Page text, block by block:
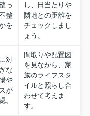
っ
整
を
し、日当たりや
隣地との距離を
チェックしまし
ょう。
対
な
や
が
。
間取りや配置図
を見ながら、家
族のライフスタ
イルと照らし合
わせて考えま
す。